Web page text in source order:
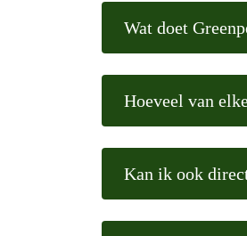
Wat doet
Hoeveel van
Kan ik ook